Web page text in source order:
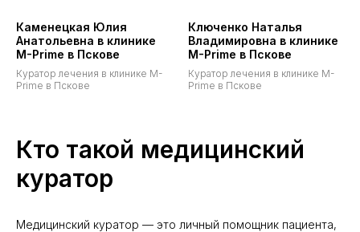
Каменецкая Юлия
Анатольевна в клинике
M-Prime в Пскове
Куратор лечения в клинике M-
Prime в Пскове
Ключенко Наталья
Владимировна в клинике
M-Prime в Пскове
Куратор лечения в клинике M-
Prime в Пскове
Кто такой медицинский
куратор
Медицинский куратор — это личный помощник пациента,